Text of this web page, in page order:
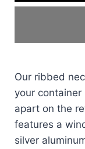
Our ribbed
your container
apart on the
features a
silver